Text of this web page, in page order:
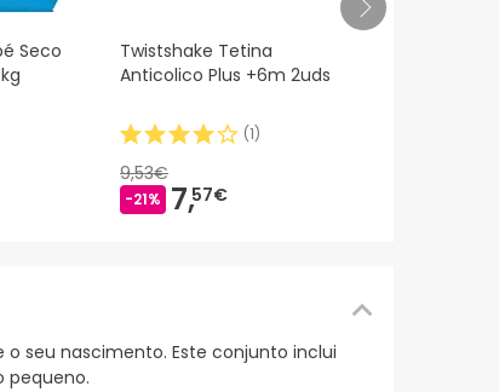
Seco
Twistshake Tetina
Anticolico Plus +6m 2uds
(1)
9,53€
-21% 7,57€
seu nascimento. Este conjunto inclui
pequeno.